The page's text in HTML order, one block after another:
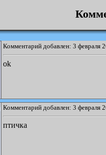
Комментарий добавлен: 3 февраля
ok
Комментарий добавлен: 3 февраля
птичка